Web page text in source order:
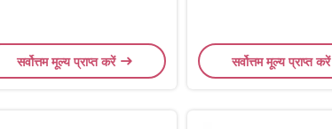
सर्वोत्तम मूल्य प्राप्त करें सर्वोत्तम मूल्य प्राप्त करें